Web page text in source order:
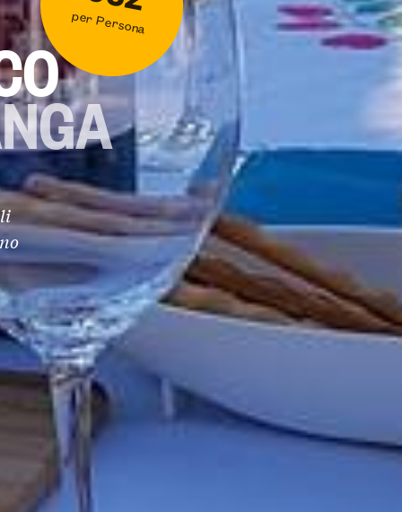
per Persona